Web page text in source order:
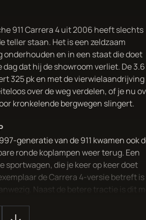
911 Carrera 4 uit 2006 heeft slechts
teller staan. Het is een zeldzaam
onderhouden en in een staat die doet
dat hij de showroom verliet. De
325 pk en met de vierwielaandrijving
over de weg verdelen, of je nu
kronkelende bergwegen slingert.
generatie van de 911 kwamen ook
ronde koplampen weer terug. Een
sportwagen, die je keer op keer doet
de Carrera 4-versie betreft is
Naast de betere tractie is dit
spoorbreedte, velgen én banden zijn